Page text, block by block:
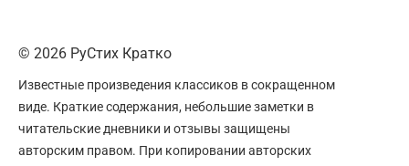
© 2026 РуСтих Кратко
Известные произведения классиков в сокращенном
виде. Краткие содержания, небольшие заметки в
читательские дневники и отзывы защищены
авторским правом. При копировании авторских